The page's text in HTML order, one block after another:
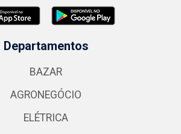
Departamentos
BAZAR
AGRONEGÓCIO
ELÉTRICA